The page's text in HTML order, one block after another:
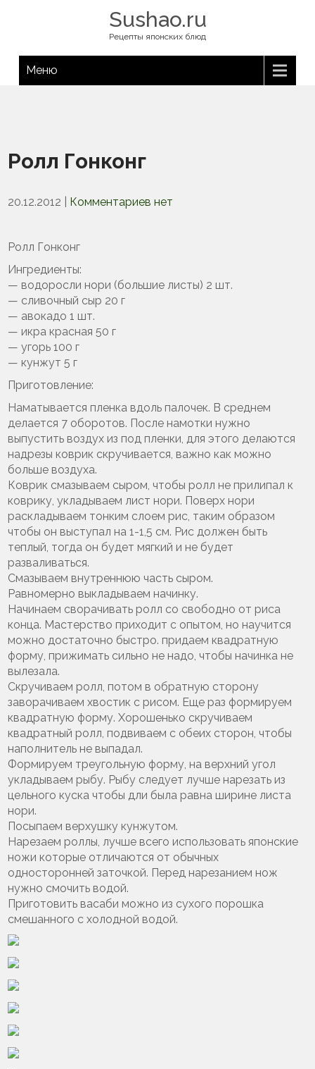
Sushao.ru
Рецепты японских блюд
Меню
Ролл Гонконг
20.12.2012 Комментариев нет
Ролл Гонконг
Ингредиенты:
— водоросли нори (большие листы) 2 шт.
— сливочный сыр 20 г
— авокадо 1 шт.
— икра красная 50 г
— угорь 100 г
— кунжут 5 г
Приготовление:
Наматывается пленка вдоль палочек. В среднем
делается 7 оборотов. После намотки нужно
выпустить воздух из под пленки, для этого делаются
надрезы коврик скручивается, важно как можно
больше воздуха.
Коврик смазываем сыром, чтобы ролл не прилипал к
коврику, укладываем лист нори. Поверх нори
раскладываем тонким слоем рис, таким образом
чтобы он выступал на 1-1,5 см. Рис должен быть
теплый, тогда он будет мягкий и не будет
разваливаться.
Смазываем внутреннюю часть сыром.
Равномерно выкладываем начинку.
Начинаем сворачивать ролл со свободно от риса
конца. Мастерство приходит с опытом, но научится
можно достаточно быстро. придаем квадратную
форму, прижимать сильно не надо, чтобы начинка не
вылезала.
Скручиваем ролл, потом в обратную сторону
заворачиваем хвостик с рисом. Еще раз формируем
квадратную форму. Хорошенько скручиваем
квадратный ролл, подвиваем с обеих сторон, чтобы
наполнитель не выпадал.
Формируем треугольную форму, на верхний угол
укладываем рыбу. Рыбу следует лучше нарезать из
цельного куска чтобы дли была равна ширине листа
нори.
Посыпаем верхушку кунжутом.
Нарезаем роллы, лучше всего использовать японские
ножи которые отличаются от обычных
односторонней заточкой. Перед нарезанием нож
нужно смочить водой.
Приготовить васаби можно из сухого порошка
смешанного с холодной водой.